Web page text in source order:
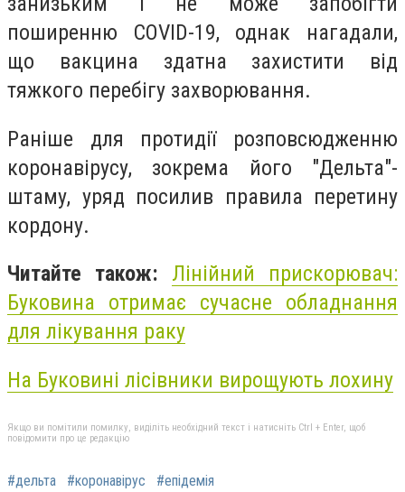
поширенню COVID-19, однак нагадали,
що вакцина здатна захистити від
тяжкого перебігу захворювання.
Раніше для протидії розповсюдженню
коронавірусу, зокрема його "Дельта"-
штаму, уряд посилив правила перетину
кордону.
Читайте також: Лінійний прискорювач:
Буковина отримає сучасне обладнання
для лікування раку
На Буковині лісівники вирощують лохину
Якщо ви помітили помилку, виділіть необхідний текст і натисніть Ctrl + Enter, щоб
повідомити про це редакцію
#дельта #коронавірус #епідемія